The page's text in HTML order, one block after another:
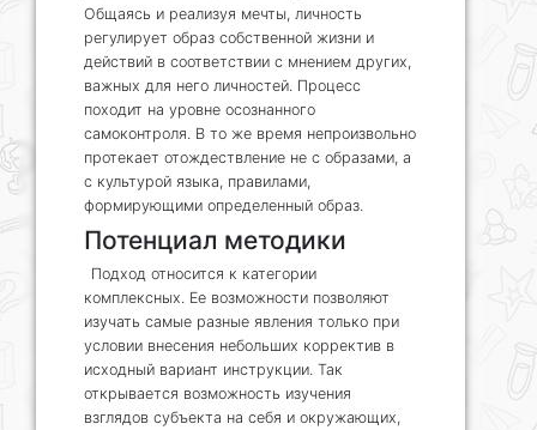
Общаясь и реализуя мечты, личность
регулирует образ собственной жизни и
действий в соответствии с мнением других,
важных для него личностей. Процесс
походит на уровне осознанного
самоконтроля. В то же время непроизвольно
протекает отождествление не с образами, а
с культурой языка, правилами,
формирующими определенный образ.
Потенциал методики
Подход относится к категории
комплексных. Ее возможности позволяют
изучать самые разные явления только при
условии внесения небольших корректив в
исходный вариант инструкции. Так
открывается возможность изучения
взглядов субъекта на себя и окружающих,